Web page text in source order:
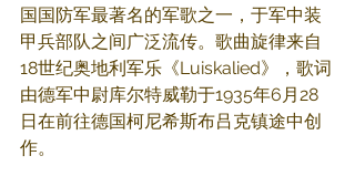
国国防军最著名的军歌之一，于军中装
甲兵部队之间广泛流传。歌曲旋律来自
18世纪奥地利军乐《Luiskalied》，歌词
由德军中尉库尔特威勒于1935年6月28
日在前往德国柯尼希斯布吕克镇途中创
作。